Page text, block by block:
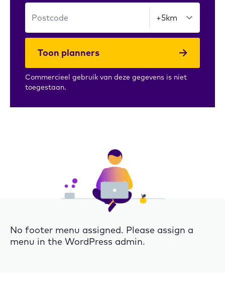
Toon planners
Commercieel gebruik van deze gegevens is niet
toegestaan.
No footer menu assigned. Please assign a
menu in the WordPress admin.